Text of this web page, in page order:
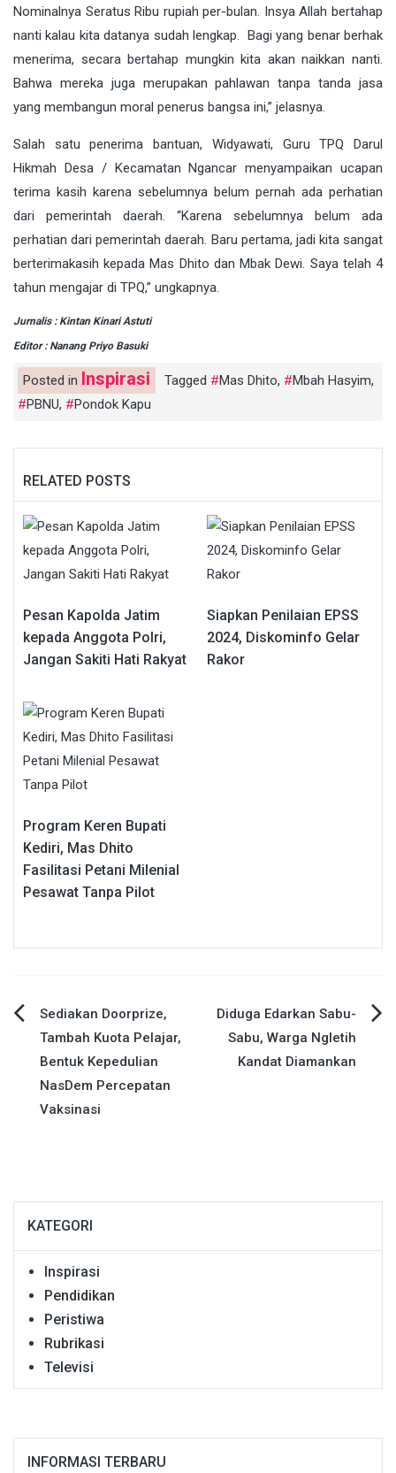
Nominalnya Seratus Ribu rupiah per-bulan. Insya Allah bertahap
nanti kalau kita datanya sudah lengkap. Bagi yang benar berhak
menerima, secara bertahap mungkin kita akan naikkan nanti.
Bahwa mereka juga merupakan pahlawan tanpa tanda jasa
yang membangun moral penerus bangsa ini,” jelasnya.
Salah satu penerima bantuan, Widyawati, Guru TPQ Darul
Hikmah Desa / Kecamatan Ngancar menyampaikan ucapan
terima kasih karena sebelumnya belum pernah ada perhatian
dari pemerintah daerah. “Karena sebelumnya belum ada
perhatian dari pemerintah daerah. Baru pertama, jadi kita sangat
berterimakasih kepada Mas Dhito dan Mbak Dewi. Saya telah 4
tahun mengajar di TPQ,” ungkapnya.
Jurnalis : Kintan Kinari Astuti
Editor : Nanang Priyo Basuki
Posted in Inspirasi Tagged Mas Dhito, Mbah Hasyim,
PBNU, Pondok Kapu
RELATED POSTS
Pesan Kapolda Jatim
kepada Anggota Polri,
Jangan Sakiti Hati Rakyat
Siapkan Penilaian EPSS
2024, Diskominfo Gelar
Rakor
Program Keren Bupati
Kediri, Mas Dhito
Fasilitasi Petani Milenial
Pesawat Tanpa Pilot
Navigasi
pos
Sediakan Doorprize,
Tambah Kuota Pelajar,
Bentuk Kepedulian
NasDem Percepatan
Vaksinasi
Diduga Edarkan Sabu-
Sabu, Warga Ngletih
Kandat Diamankan
KATEGORI
Inspirasi
Pendidikan
Peristiwa
Rubrikasi
Televisi
INFORMASI TERBARU